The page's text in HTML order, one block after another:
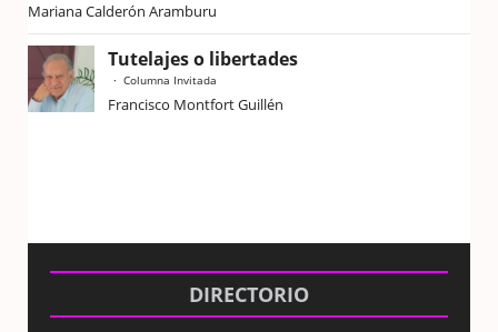
Mariana Calderón Aramburu
Tutelajes o libertades
Columna Invitada
Francisco Montfort Guillén
DIRECTORIO